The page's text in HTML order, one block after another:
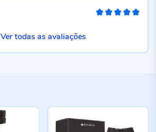
Ver todas as avaliações